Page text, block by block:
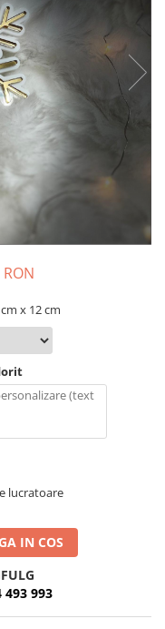
x 12 cm
lucratoare
IN COS
493 993